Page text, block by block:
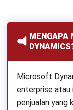
MENGAPA
Microsoft
enterprise atau
penjualan yang